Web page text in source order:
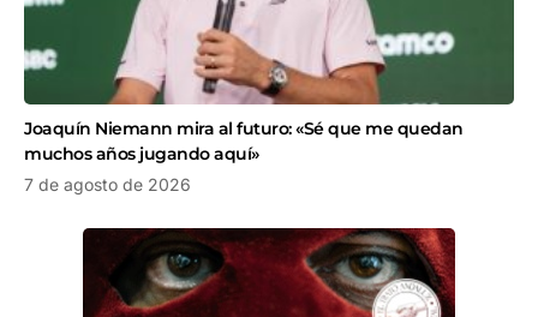
Joaquín Niemann mira al futuro: «Sé que me quedan
muchos años jugando aquí»
7 de agosto de 2026